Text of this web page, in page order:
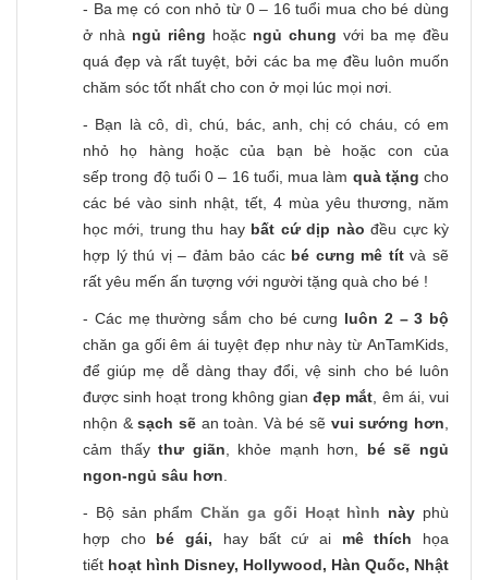
- Ba mẹ có con nhỏ từ 0 – 16 tuổi mua cho bé dùng
ở nhà ngủ riêng hoặc ngủ chung với ba mẹ đều
quá đẹp và rất tuyệt, bởi các ba mẹ đều luôn muốn
chăm sóc tốt nhất cho con ở mọi lúc mọi nơi.
- Bạn là cô, dì, chú, bác, anh, chị có cháu, có em
nhỏ họ hàng hoặc của bạn bè hoặc con của
sếp trong độ tuổi 0 – 16 tuổi, mua làm quà tặng cho
các bé vào sinh nhật, tết, 4 mùa yêu thương, năm
học mới, trung thu hay bất cứ dịp nào đều cực kỳ
hợp lý thú vị – đảm bảo các bé cưng mê títvà sẽ
rất yêu mến ấn tượng với người tặng quà cho bé !
- Các mẹ thường sắm cho bé cưng luôn 2 – 3 bộ
chăn ga gối êm ái tuyệt đẹp như này từ AnTamKids,
để giúp mẹ dễ dàng thay đổi, vệ sinh cho bé luôn
được sinh hoạt trong không gianđẹp mắt , êm ái, vui
nhộn &sạch sẽ an toàn. Và bé sẽ vui sướng hơn
cảm thấythư giãn , khỏe mạnh hơn, bé sẽ ngủ
ngon-ngủ sâu hơn
- Bộ sản phẩmChăn ga gối Hoạt hình này phù
hợp cho bé gái, hay bất cứ ai mê thích họa
tiết hoạt hình Disney, Hollywood, Hàn Quốc, Nhật